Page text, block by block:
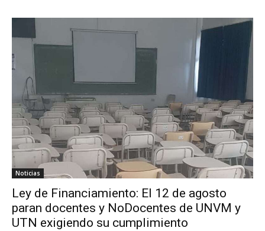
Noticias
Ley de Financiamiento: El 12 de agosto
paran docentes y NoDocentes de UNVM y
UTN exigiendo su cumplimiento